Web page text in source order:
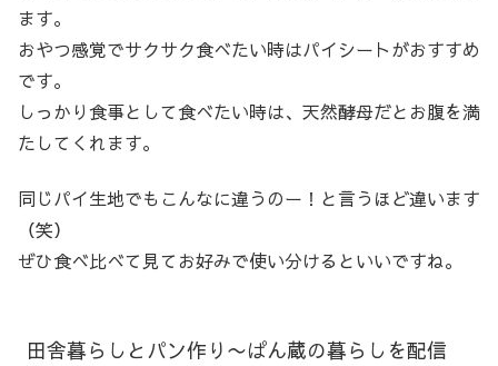
ます。
おやつ感覚でサクサク食べたい時はパイシートがおすすめ
です。
しっかり食事として食べたい時は、天然酵母だとお腹を満
たしてくれます。
同じパイ生地でもこんなに違うのー！と言うほど違います
（笑）
ぜひ食べ比べて見てお好みで使い分けるといいですね。
田舎暮らしとパン作り〜ぱん蔵の暮らしを配信